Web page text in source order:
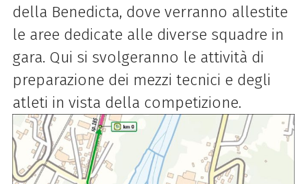
della Benedicta, dove verranno allestite
le aree dedicate alle diverse squadre in
gara. Qui si svolgeranno le attività di
preparazione dei mezzi tecnici e degli
atleti in vista della competizione.